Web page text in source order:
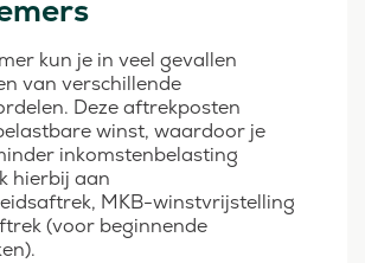
kun je in veel gevallen
van verschillende
Deze aftrekposten
winst, waardoor je
inkomstenbelasting
hierbij aan
MKB-winstvrijstelling
(voor beginnende